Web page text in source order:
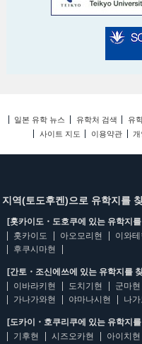
일본 유학 뉴스 유학처 검색 유
사이트 지도
이용약관
지역(토도후켄)으로 유학지를 찾
[홋카이도・도호쿠에 있는 유학지
홋카이도
아오모리현 이와테
후쿠시마현
[간토・조신에쓰에 있는 유학지를
이바라키현
도치기현 군마현
가나가와현
야마나시현 나가
[도카이・호쿠리쿠에 있는 유학지
기후현
시즈오카현 아이치현